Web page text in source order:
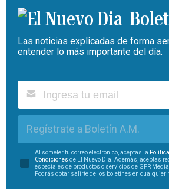
Las noticias explicadas de forma
entender lo más importante del día.
Regístrate a Boletín A.M.
Al someter tu correo electrónico, aceptas la
Condiciones de El Nuevo Día. Además, aceptas
especiales de productos o servicios de GFR
Podrás optar salirte de los boletines en cualquier